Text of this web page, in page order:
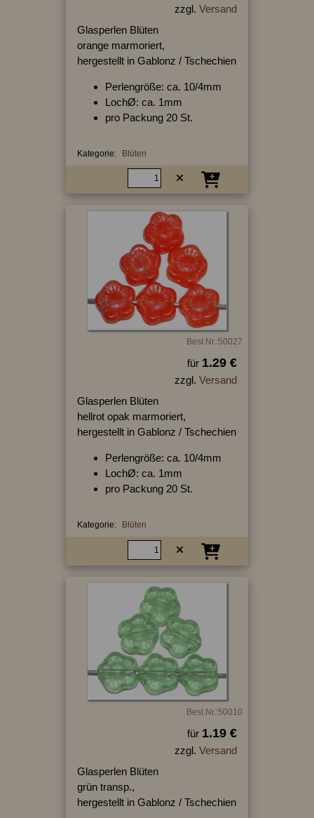
zzgl. Versand
Glasperlen Blüten
orange marmoriert,
hergestellt in Gablonz / Tschechien
Perlengröße: ca. 10/4mm
LochØ: ca. 1mm
pro Packung 20 St.
Kategorie: Blüten
Best.Nr.:50027
für 1.29 €
zzgl. Versand
Glasperlen Blüten
hellrot opak marmoriert,
hergestellt in Gablonz / Tschechien
Perlengröße: ca. 10/4mm
LochØ: ca. 1mm
pro Packung 20 St.
Kategorie: Blüten
Best.Nr.:50010
für 1.19 €
zzgl. Versand
Glasperlen Blüten
grün transp.,
hergestellt in Gablonz / Tschechien